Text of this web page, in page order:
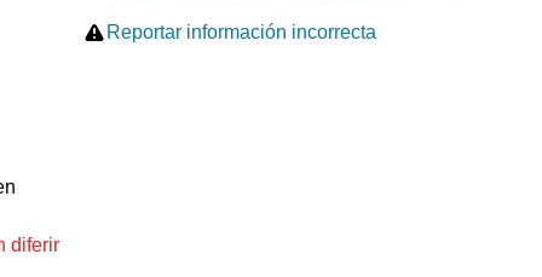
diferir
Reportar información incorrecta